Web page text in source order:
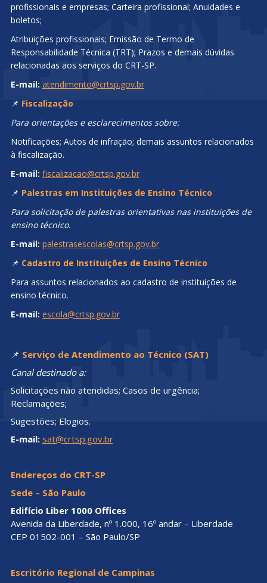
profissionais e empresas; Carteira profissional; Anuidades e
boletos;
Atribuições profissionais; Emissão de Termo de
Responsabilidade Técnica (TRT); Prazos e demais dúvidas
relacionadas aos serviços do CRT-SP.
E-mail: atendimento@crtsp.gov.br
📌 Fiscalização
Para orientações e esclarecimentos sobre:
Notificações; Autos de infração; demais assuntos relacionados
à fiscalização.
E-mail: fiscalizacao@crtsp.gov.br
📌 Palestras em Instituições de Ensino Técnico
Para solicitação de palestras orientativas nas instituições de
ensino técnico.
E-mail: palestrasescolas@crtsp.gov.br
📌 Cadastro de Instituições de Ensino Técnico
Para assuntos relacionados ao cadastro de instituições de
ensino técnico.
E-mail: escola@crtsp.gov.br
📌 Serviço de Atendimento ao Técnico (SAT)
Canal destinado a:
Solicitações não atendidas; Casos de urgência;
Reclamações;
Sugestões; Elogios.
E-mail: sat@crtsp.gov.br
Endereços do CRT-SP
Sede – São Paulo
Edifício Liber 1000 Offices
Avenida da Liberdade, nº 1.000, 16º andar – Liberdade
CEP 01502-001 – São Paulo/SP
Escritório Regional de Campinas